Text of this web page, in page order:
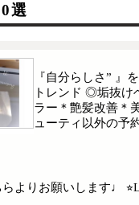
選
『自分らしさ”
トレンド ◎垢抜
ラー＊艶髪改善＊
ューティ以外の予
よりお願いします♩